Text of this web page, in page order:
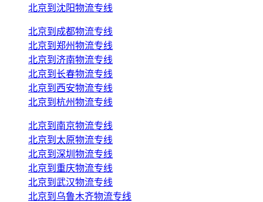
北京到沈阳物流专线
北京到成都物流专线
北京到郑州物流专线
北京到济南物流专线
北京到长春物流专线
北京到西安物流专线
北京到杭州物流专线
北京到南京物流专线
北京到太原物流专线
北京到深圳物流专线
北京到重庆物流专线
北京到武汉物流专线
北京到乌鲁木齐物流专线